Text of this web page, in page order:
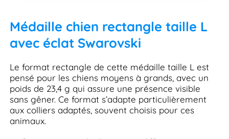
Médaille chien rectangle taille L
avec éclat Swarovski
Le format rectangle de cette médaille taille L est
pensé pour les chiens moyens à grands, avec un
poids de 23,4 g qui assure une présence visible
sans gêner. Ce format s’adapte particulièrement
aux colliers adaptés, souvent choisis pour ces
animaux.